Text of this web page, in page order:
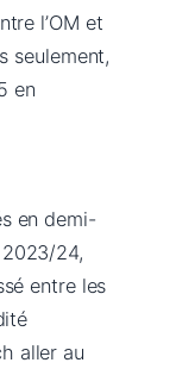
l’OM et
seulement,
en
en demi-
2023/24,
entre les
aller au